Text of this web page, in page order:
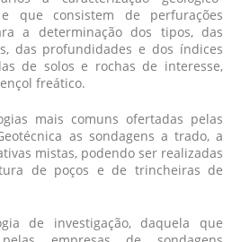
que consistem de perfurações
a determinação dos tipos, das
das profundidades e dos índices
de solos e rochas de interesse,
freático.
mais comuns ofertadas pelas
as sondagens a trado, a
mistas, podendo ser realizadas
de poços e de trincheiras de
de investigação, daquela que